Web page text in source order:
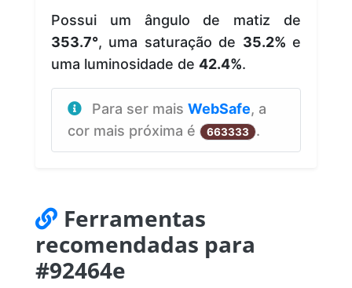
Possui um ângulo de matiz de
353.7°, uma saturação de 35.2% e
uma luminosidade de 42.4%.
Para ser mais WebSafe, a
cor mais próxima é
663333 .
Ferramentas
recomendadas para
#92464e